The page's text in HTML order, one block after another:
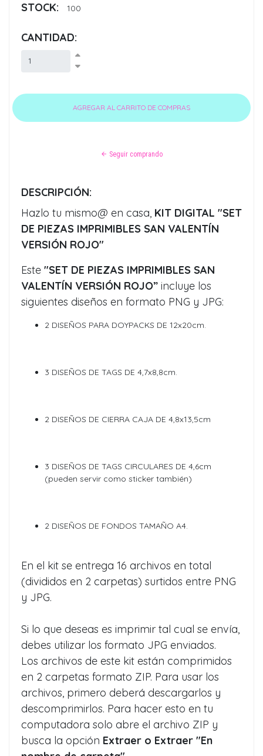
STOCK: 100
CANTIDAD:
Seguir comprando
DESCRIPCIÓN:
Hazlo tu mismo@ en casa, KIT DIGITAL "SET
DE PIEZAS IMPRIMIBLES SAN VALENTÍN
VERSIÓN ROJO"
Este "SET DE PIEZAS IMPRIMIBLES SAN
VALENTÍN VERSIÓN ROJO” incluye los
siguientes diseños en formato PNG y JPG:
2 DISEÑOS PARA DOYPACKS DE 12x20cm.
3 DISEÑOS DE TAGS DE 4,7x8,8cm.
2 DISEÑOS DE CIERRA CAJA DE 4,8x13,5cm
3 DISEÑOS DE TAGS CIRCULARES DE 4,6cm
(pueden servir como sticker también)
2 DISEÑOS DE FONDOS TAMAÑO A4.
En el kit se entrega 16 archivos en total
(divididos en 2 carpetas) surtidos entre PNG
y JPG.
Si lo que deseas es imprimir tal cual se envía,
debes utilizar los formato JPG enviados.
Los archivos de este kit están comprimidos
en 2 carpetas formato ZIP. Para usar los
archivos, primero deberá descargarlos y
descomprimirlos. Para hacer esto en tu
computadora solo abre el archivo ZIP y
busca la opción Extraer o Extraer "En